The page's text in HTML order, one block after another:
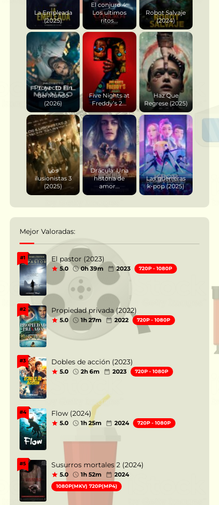
La Empleada
(2025)
El conjuro 4:
Los ultimos
ritos...
Robot Salvaje
(2024)
Proyecto Fin
del Mundo
(2026)
Five Nights at
Freddy’s 2...
Haz Que
Regrese (2025)
Los
ilusionistas 3
(2025)
Drácula: Una
historia de
amor...
Las guerreras
k-pop (2025)
Mejor Valoradas:
#1 El pastor (2023)
5.0 0h 39m 2023 720P - 1080P
#2 Propiedad privada (2022)
5.0 1h 27m 2022 720P - 1080P
#3 Dobles de acción (2023)
5.0 2h 6m 2023 720P - 1080P
#4 Flow (2024)
5.0 1h 25m 2024 720P - 1080P
#5 Susurros mortales 2 (2024)
5.0 1h 52m 2024
1080P(MKV) 720P(MP4)